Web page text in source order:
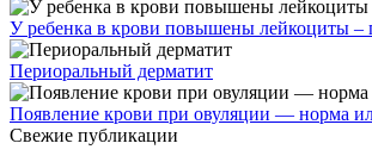
У ребенка в крови повышены лейкоциты –
Периоральный дерматит
Появление крови при овуляции — норма
Свежие публикации